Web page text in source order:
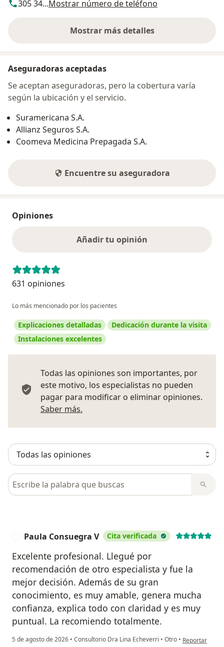
305 34...Mostrar número de teléfono
Mostrar más detalles
sobre la dirección
Aseguradoras aceptadas
Se aceptan aseguradoras, pero la cobertura varía
según la ubicación y el servicio.
Suramericana S.A.
Allianz Seguros S.A.
Coomeva Medicina Prepagada S.A.
Encuentre su aseguradora
Opiniones
Añadir tu opinión
631 opiniones
Lo más mencionado por los pacientes
Explicaciones detalladas
Dedicación durante la visita
Instalaciones excelentes
Todas las opiniones son importantes, por
este motivo, los especialistas no pueden
pagar para modificar o eliminar opiniones.
Saber más.
Busca en opiniones
Paula Consuegra V Cita verificada
Excelente profesional. Llegué por
recomendación de otro especialista y fue la
mejor decisión. Además de su gran
conocimiento, es muy amable, genera mucha
confianza, explica todo con claridad y es muy
puntual. La recomiendo totalmente.
5 de agosto de 2026 • Consultorio Dra Lina Echeverri • Otro • en opinión del
Reportar